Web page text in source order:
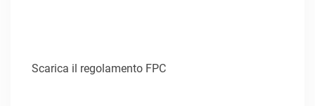
Scarica il regolamento FPC